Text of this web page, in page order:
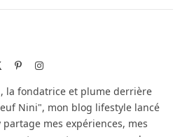
PinterestInstagram
la fondatrice et plume derrière
Nini", mon blog lifestyle lancé
partage mes expériences, mes